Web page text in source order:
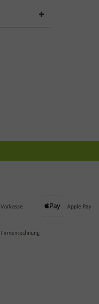
Vorkasse Apple Pay
Firmenrechnung